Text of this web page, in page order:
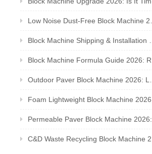
Low Noise Dust-Free Block Machine 2026: Meet Global Environmental Inspection Standards
Block Machine Shipping & Installation Guide 2026: Overseas Plant Setup Checklist
Block Machine Formula Guide 2026: Recycled Waste Mix Ratio for Qualified Bricks
Outdoor Paver Block Machine 2026: Landscape & Municipal Project Solutions
Foam Lightweight Block Machine 2026: Insulated Bricks for Cold Climate Construction
Permeable Paver Block Machine 2026: Sponge City Business & Complete Production Line
C&D Waste Recycling Block Machine 2026: Turn Construction Rubbish Into Stable Profit